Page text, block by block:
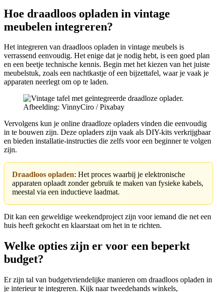
Hoe draadloos opladen in vintage
meubelen integreren?
Het integreren van draadloos opladen in vintage meubels is
verrassend eenvoudig. Het enige dat je nodig hebt, is een goed plan
en een beetje technische kennis. Begin met het kiezen van het juiste
meubelstuk, zoals een nachtkastje of een bijzettafel, waar je vaak je
apparaten neerlegt om op te laden.
Afbeelding: VinnyCiro / Pixabay
Vervolgens kun je online draadloze opladers vinden die eenvoudig
in te bouwen zijn. Deze opladers zijn vaak als DIY-kits verkrijgbaar
en bieden installatie-instructies die zelfs voor een beginner te volgen
zijn.
Draadloos opladen: Het proces waarbij je elektronische
apparaten oplaadt zonder gebruik te maken van fysieke kabels,
meestal via een inductieve laadmat.
Dit kan een geweldige weekendproject zijn voor iemand die net een
huis heeft gekocht en klaarstaat om het in te richten.
Welke opties zijn er voor een beperkt
budget?
Er zijn tal van budgetvriendelijke manieren om draadloos opladen in
je interieur te integreren. Kijk naar tweedehands winkels,